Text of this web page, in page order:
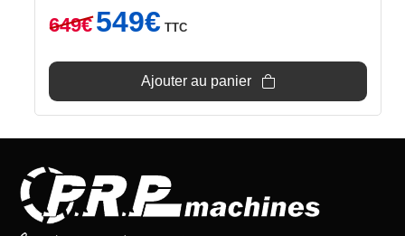
649€
Le
prix
549€prix
est :
TTC
Ajouter au panier